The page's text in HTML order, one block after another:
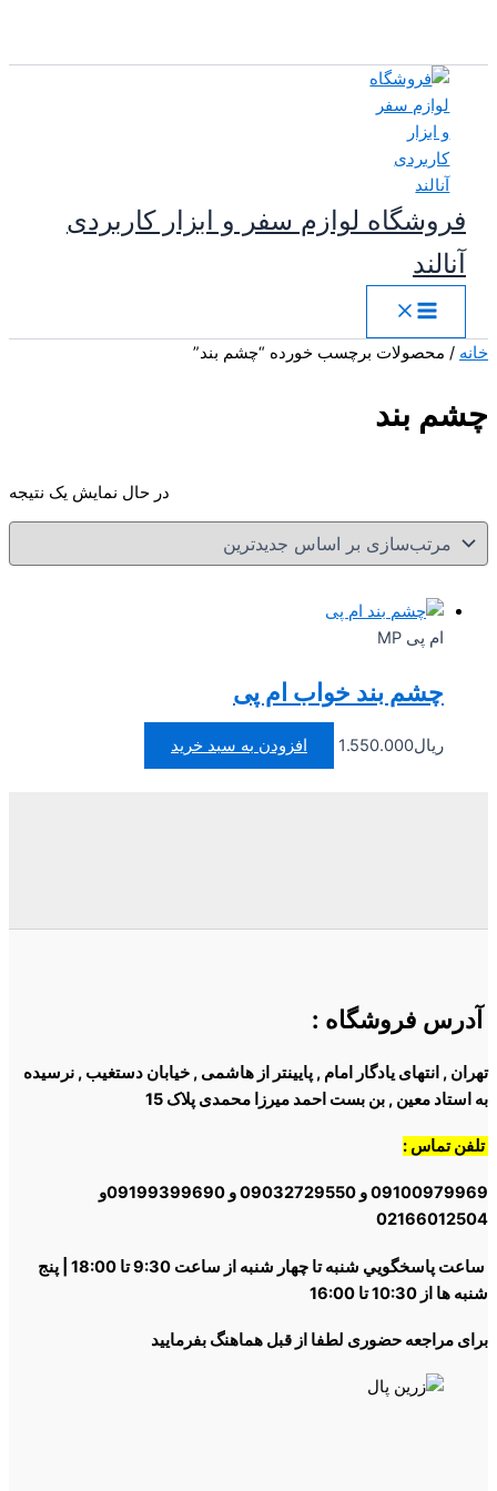
فروشگاه لوازم سفر و ابزار کاربردی
آنالند
خانه / محصولات برچسب خورده “چشم بند”
چشم بند
در حال نمایش یک نتیجه
ام پی MP
چشم بند خواب ام پی
ریال1.550.000 افزودن به سبد خرید
آدرس فروشگاه :
تهران , انتهای یادگار امام , پایینتر از هاشمی , خیابان دستغیب , نرسیده
به استاد معین , بن بست احمد میرزا محمدی پلاک 15
تلفن تماس :
09100979969 و 09032729550 و 09199399690و
02166012504
ساعت پاسخگويي شنبه تا چهار شنبه از ساعت 9:30 تا 18:00 | پنج
شنبه ها از 10:30 تا 16:00
برای مراجعه حضوری لطفا از قبل هماهنگ بفرمایید